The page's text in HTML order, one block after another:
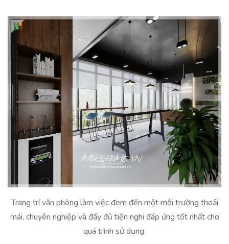
Trang trí văn phòng làm việc đem đến một môi trường thoải
mái, chuyên nghiệp và đầy đủ tiện nghi đáp ứng tốt nhất cho
quá trình sử dụng.